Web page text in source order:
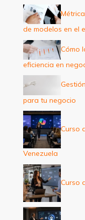
p
o
r
:
de modelos en el
Cómo
eficiencia en
para tu negocio
Curso
Venezuela
Curso